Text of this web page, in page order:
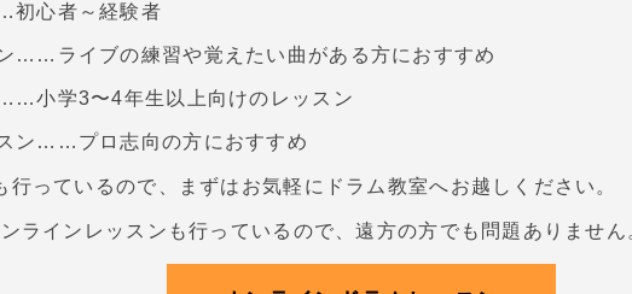
初心者～経験者
……ライブの練習や覚えたい曲がある方におすすめ
小学3〜4年生以上向けのレッスン
ン……プロ志向の方におすすめ
っているので、まずはお気軽にドラム教室へお越しください。
ラインレッスンも行っているので、遠方の方でも問題ありません